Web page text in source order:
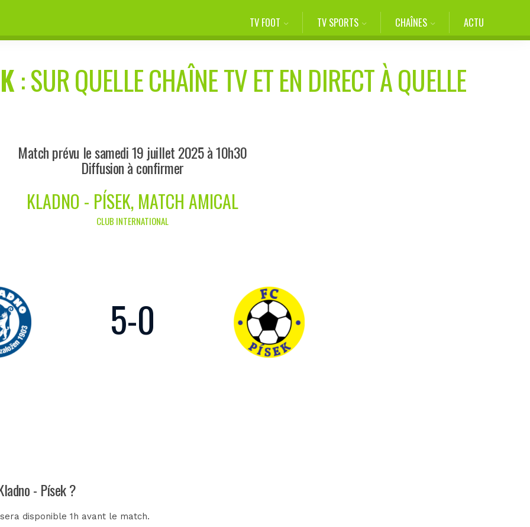
TV FOOT TV SPORTS CHAÎNES ACTU
: SUR QUELLE CHAÎNE TV ET EN DIRECT À QUELLE
Match prévu le samedi 19 juillet 2025 à 10h30
Diffusion à confirmer
KLADNO - PÍSEK, MATCH AMICAL
CLUB INTERNATIONAL
5-0
- Písek ?
disponible 1h avant le match.